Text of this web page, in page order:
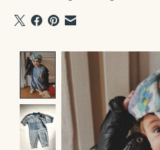
Product image